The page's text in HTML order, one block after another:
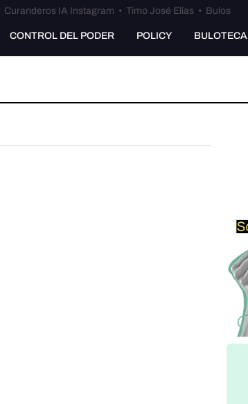
Curanderos IA Instagram • Timo José Elías• Bulos
CONTROL DEL PODER POLICY BULOTECA